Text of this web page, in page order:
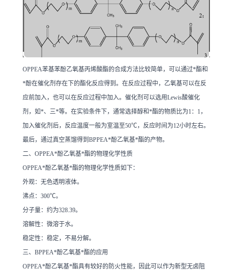
OPPEA苯基苯酚乙氧基丙烯酸酯的合成方法比较简单，可以通过*酯和
*酚在催化剂存在下的酯化反应得到。在反应过程中，乙氧基可以在反
应前加入，也可以在反应过程中加入。催化剂可以选用Lewis酸催化
剂，如*、三*等。在实验条件下，通常选择醇和*酯的物质比为1：1，
加入催化剂后，反应温度一般为室温至50℃，反应时间为12小时左右。
最后，通过真空蒸馏得到BPPEA*酚乙氧基*酯的产物。
二、OPPEA*酚乙氧基*酯的物理化学性质
OPPEA*酚乙氧基*酯的物理化学性质如下：
外观：无色透明液体。
沸点：300℃。
分子量：约为328.39。
溶解性：微溶于水。
稳定性：稳定，不易分解。
三、BPPEA*酚乙氧基*酯的应用
OPPEA*酚乙氧基*酯具有较好的防火性能，因此可以作为新型无卤阻